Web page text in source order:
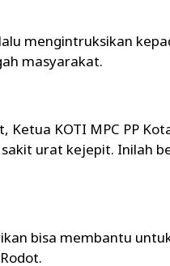
mengintruksikan
masyarakat.
KOTI MPC PP
urat kejepit. Inilah
bisa membantu